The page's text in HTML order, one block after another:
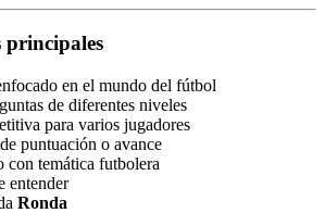
en el mundo del fútbol
de diferentes niveles
para varios jugadores
puntuación o avance
con temática futbolera
entender
Ronda